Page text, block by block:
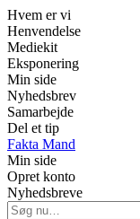
Hvem er vi
Henvendelse
Mediekit
Eksponering
Min side
Nyhedsbrev
Samarbejde
Del et tip
Fakta Mand
Min side
Opret konto
Nyhedsbreve